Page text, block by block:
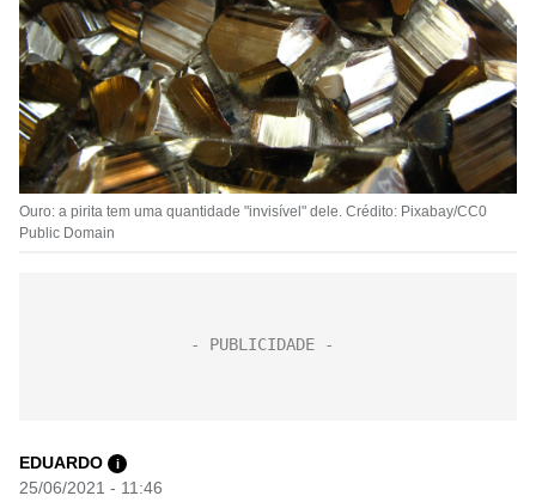
Ouro: a pirita tem uma quantidade "invisível" dele. Crédito: Pixabay/CC0
Public Domain
EDUARDO i
25/06/2021 - 11:46